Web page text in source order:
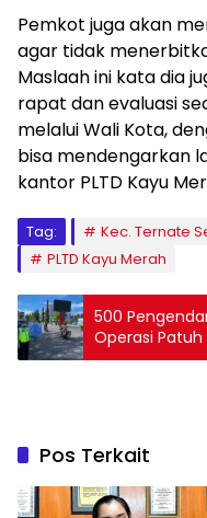
Pemkot juga akan
agar tidak
Maslaah ini kata dia
rapat dan evaluasi
melalui Wali Kota,
bisa mendengarkan
kantor PLTD Kayu
Tag: Kec. Ternate
PLTD Kayu Merah
500
Operasi Patuh
Pos Terkait